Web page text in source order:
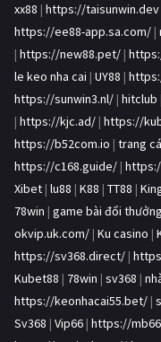
xx88 | https://taisunwin.dev
https://ee88-app.sa.com/ |
| https://new88.pet/ |
le keo nha cai | UY88 |
https://sunwin3.nl/ | hitclub
| https://kjc.ad/ | https://
https://b52com.io | trang
https://c168.guide/ |
Xibet | lu88 | K88 | TT88 |
78win | game bài đổi thưởng
okvip.uk.com/ | Ku casino |
https://sv368.direct/ |
Kubet88 | 78win | sv368 |
https://keonhacai55.bet/ |
Sv368 | Vip66 | https://